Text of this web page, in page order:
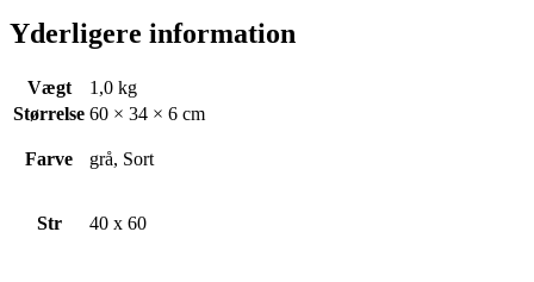
Yderligere information
Vægt
1,0 kg
Størrelse 60 × 34 × 6 cm
Farve grå, Sort
Str 40 x 60